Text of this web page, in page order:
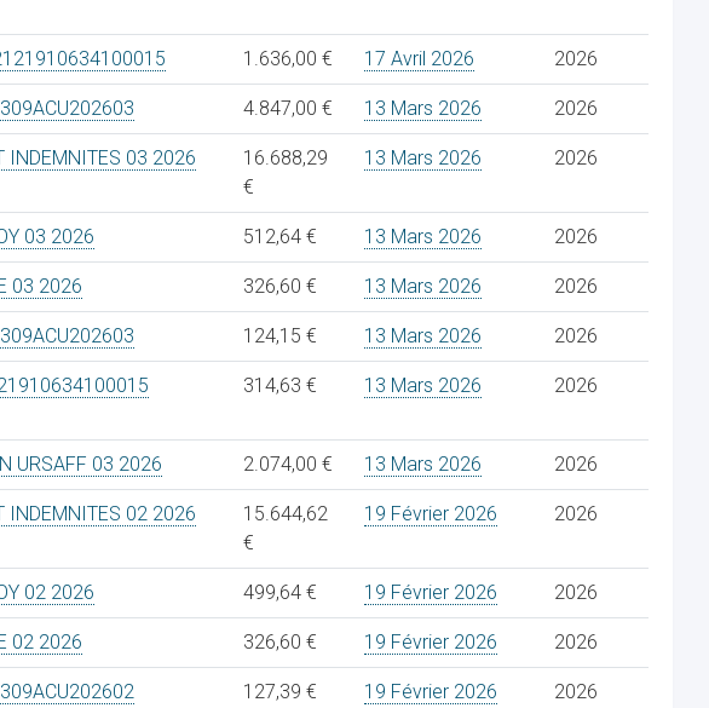
1.636,00 € 17 Avril 2026 2026
4.847,00 € 13 Mars 2026 2026
INDEMNITES 03 2026
16.688,29
€
13 Mars 2026 2026
03 2026 512,64 € 13 Mars 2026 2026
03 2026 326,60 € 13 Mars 2026 2026
124,15 € 13 Mars 2026 2026
314,63 € 13 Mars 2026 2026
URSAFF 03 2026 2.074,00 € 13 Mars 2026 2026
INDEMNITES 02 2026
15.644,62
€
19 Février 2026 2026
02 2026 499,64 € 19 Février 2026 2026
02 2026 326,60 € 19 Février 2026 2026
127,39 € 19 Février 2026 2026